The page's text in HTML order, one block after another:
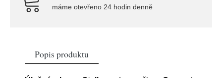
máme otevřeno 24 hodin denně
Popis produktu